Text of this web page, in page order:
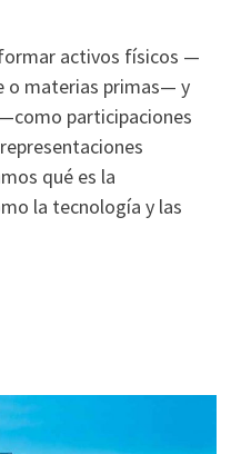
activos físicos —
o materias primas— y
participaciones
qué es la
la tecnología y las